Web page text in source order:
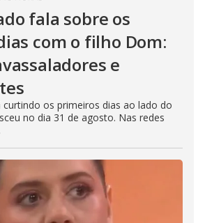
fala sobre os
com o filho Dom:
e
curtindo os primeiros dias ao lado do
no dia 31 de agosto. Nas redes